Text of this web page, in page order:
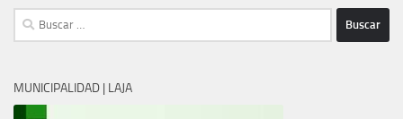
Buscar:
MUNICIPALIDAD | LAJA